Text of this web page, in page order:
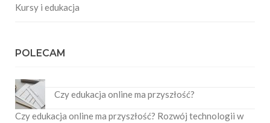
Kursy i edukacja
POLECAM
Czy edukacja online ma przyszłość?
Czy edukacja online ma przyszłość? Rozwój technologii w